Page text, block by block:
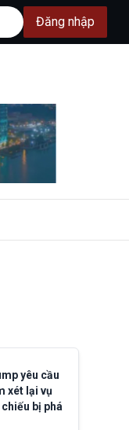
Đăng nhập
yêu cầu
xét lại vụ
chiếu bị phá